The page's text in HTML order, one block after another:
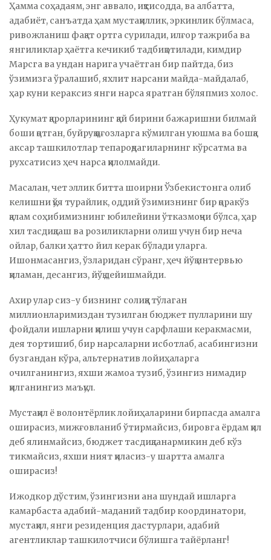
Ҳамма соҳадаям, энг аввало, иқтисодда, ва албатта,
адабиёт, санъатда ҳам мустақиллик, эркинлик бўлмаса,
ривожланиш фақат ортга сурилади, илғор тажриба ва
янгиликлар ҳаётга кечикиб тадбиқ этилади, кимдир
Марсга ва ундан нарига учаётган бир пайтда, биз
ўзимизга ўралашиб, яхлит нарсани майда-майдалаб,
ҳар куни кераксиз янги нарса яратган бўляпмиз холос.
Ҳукумат қарорларининг қай бирини бажаришни билмай
боши қотган, буйруқ қоғозларга кўмилган уюшма ва бошқа
аксар ташкилотлар тепароқдагиларнинг кўрсатма ва
рухсатисиз ҳеч нарса қилолмайди.
Масалан, чет эллик битта шоирни Ўзбекистонга олиб
келишни қўя турайлик, оддий ўзимизнинг бир қоракўз
қалам соҳибимизнинг юбилейини ўтказмоқчи бўлса, ҳар
хил тасдиқлаш ва розиликларни олиш учун бир неча
ойлар, балки ҳатто йил керак бўлади уларга.
Ишонмасангиз, ўзларидан сўранг, ҳеч йўқ интервью
қиламан, десангиз, йўқ дейишмайди.
Ахир улар сиз-у бизнинг солиққа тўлаган
миллионларимиздан тузилган бюджет пулларини шу
фойдали ишларни қилиш учун сарфлаши керакмасми,
дея тортишиб, бир нарсаларни исботлаб, асабингизни
бузгандан кўра, альтернатив лойиҳаларга
очилганингиз, яхши жамоа тузиб, ўзингиз нимадир
қилганингиз маъқул.
Мустақил ё волонтёрлик лойиҳаларини бирпасда амалга
оширасиз, мижғовланиб ўтирмайсиз, бировга ёрдам қил
деб ялинмайсиз, бюджет тасдиқланармикин деб кўз
тикмайсиз, яхши ният қиласиз-у шартта амалга
оширасиз!
Ижодкор дўстим, ўзингизни ана шундай ишларга
камарбаста адабий-маданий тадбир координатори,
мустақил, янги резиденция дастурлари, адабий
агентликлар ташкилотчиси бўлишга тайёрланг!